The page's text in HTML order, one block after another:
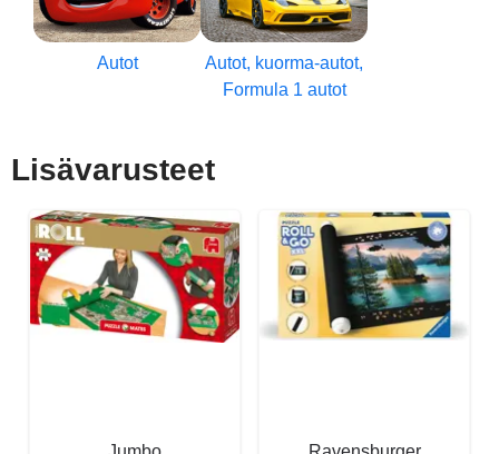
Autot
Autot, kuorma-autot,
Formula 1 autot
Lisävarusteet